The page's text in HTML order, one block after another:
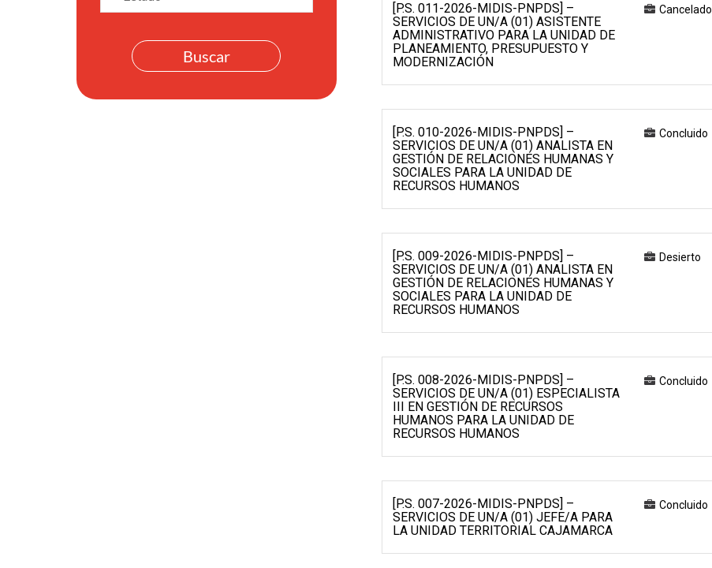
[P.S. 011-2026-MIDIS-PNPDS] –
SERVICIOS DE UN/A (01) ASISTENTE
ADMINISTRATIVO PARA LA UNIDAD DE
PLANEAMIENTO, PRESUPUESTO Y
MODERNIZACIÓN
Cancelado
[P.S. 010-2026-MIDIS-PNPDS] –
SERVICIOS DE UN/A (01) ANALISTA EN
GESTIÓN DE RELACIONES HUMANAS Y
SOCIALES PARA LA UNIDAD DE
RECURSOS HUMANOS
Concluido
[P.S. 009-2026-MIDIS-PNPDS] –
SERVICIOS DE UN/A (01) ANALISTA EN
GESTIÓN DE RELACIONES HUMANAS Y
SOCIALES PARA LA UNIDAD DE
RECURSOS HUMANOS
Desierto
[P.S. 008-2026-MIDIS-PNPDS] –
SERVICIOS DE UN/A (01) ESPECIALISTA
III EN GESTIÓN DE RECURSOS
HUMANOS PARA LA UNIDAD DE
RECURSOS HUMANOS
Concluido
[P.S. 007-2026-MIDIS-PNPDS] –
SERVICIOS DE UN/A (01) JEFE/A PARA
LA UNIDAD TERRITORIAL CAJAMARCA
Concluido